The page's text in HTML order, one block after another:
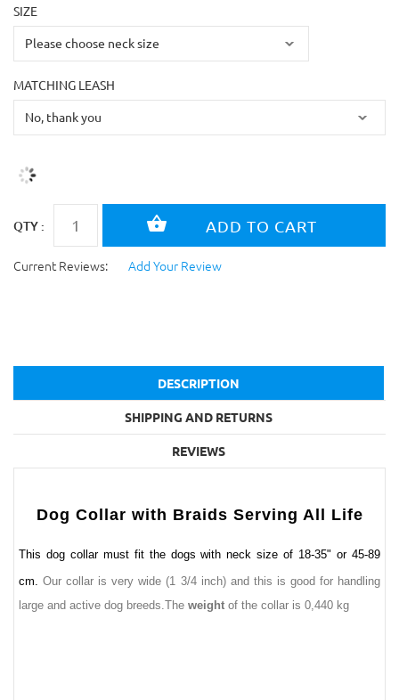
SIZE
MATCHING LEASH
QTY :
Current Reviews: Add Your Review
DESCRIPTION
SHIPPING AND RETURNS
REVIEWS
Dog Collar with Braids Serving All Life
This dog collar must fit the dogs with neck size of 18-35" or 45-89
cm.Our collar is very wide (1 3/4 inch) and this is good for handling
large and active dog breeds.The weight of the collar is 0,440 kg